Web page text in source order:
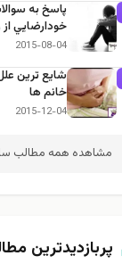
پاسخ به
خودارضايي
2015-08-04
شایع ترین
خانم ها
2015-12-04
مشاهده همه مطالب
پربازدیدترین